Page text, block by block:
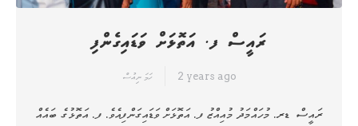
ރައީސް ފ. އަތޮޅަށް ވަޑައިގެންފި
ހަމަ ނިއުސް 2 years ago
ރައީސް ޑރ. މުހައްމަދު މުއިއްޒު ފ. އަތޮޅަށް ވަޑައިގަންފިއެވެ. ފ. އަތޮޅުގެ ބައެއް